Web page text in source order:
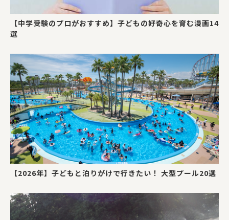
【中学受験のプロがおすすめ】子どもの好奇心を育む漫画14
選
【2026年】子どもと泊りがけで行きたい！ 大型プール20選